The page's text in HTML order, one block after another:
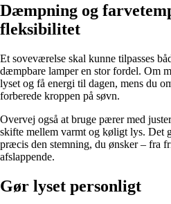
Dæmpning og
fleksibilitet
Et soveværelse skal kunne tilpasses
dæmpbare lamper en stor fordel. Om
lyset og få energi til dagen, mens du
forberede kroppen på søvn.
Overvej også at bruge pærer med
skifte mellem varmt og køligt lys. Det
præcis den stemning, du ønsker – fra
afslappende.
Gør lyset personligt